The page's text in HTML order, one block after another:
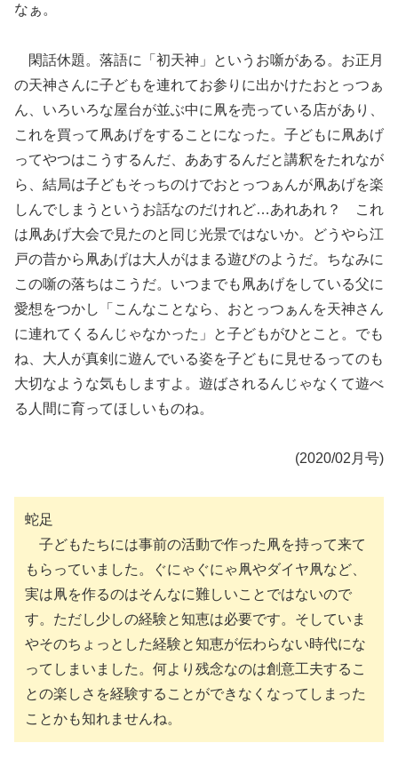
なぁ。
閑話休題。落語に「初天神」というお噺がある。お正月
の天神さんに子どもを連れてお参りに出かけたおとっつぁ
ん、いろいろな屋台が並ぶ中に凧を売っている店があり、
これを買って凧あげをすることになった。子どもに凧あげ
ってやつはこうするんだ、ああするんだと講釈をたれなが
ら、結局は子どもそっちのけでおとっつぁんが凧あげを楽
しんでしまうというお話なのだけれど…あれあれ？ これ
は凧あげ大会で見たのと同じ光景ではないか。どうやら江
戸の昔から凧あげは大人がはまる遊びのようだ。ちなみに
この噺の落ちはこうだ。いつまでも凧あげをしている父に
愛想をつかし「こんなことなら、おとっつぁんを天神さん
に連れてくるんじゃなかった」と子どもがひとこと。でも
ね、大人が真剣に遊んでいる姿を子どもに見せるってのも
大切なような気もしますよ。遊ばされるんじゃなくて遊べ
る人間に育ってほしいものね。
(2020/02月号)
蛇足
子どもたちには事前の活動で作った凧を持って来て
もらっていました。ぐにゃぐにゃ凧やダイヤ凧など、
実は凧を作るのはそんなに難しいことではないので
す。ただし少しの経験と知恵は必要です。そしていま
やそのちょっとした経験と知恵が伝わらない時代にな
ってしまいました。何より残念なのは創意工夫するこ
との楽しさを経験することができなくなってしまった
ことかも知れませんね。